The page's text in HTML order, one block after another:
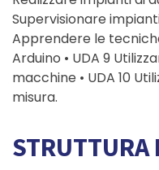
Supervisionare
Apprendere le
Arduino • UDA 9
macchine • UDA 10
misura.
STRUTTURA